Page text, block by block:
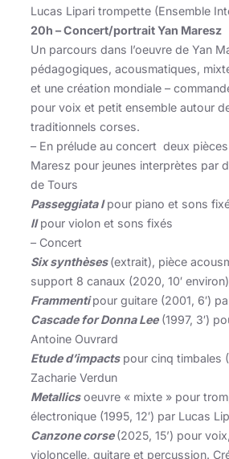
Lucas Lipari trompette (Ensemble
20h – Concert/portrait Yan Maresz
Un parcours dans l’oeuvre de Yan
pédagogiques, acousmatiques,
et une création mondiale –
pour voix et petit ensemble autour
traditionnels corses.
– En prélude au concert deux
Maresz pour jeunes interprètes par
de Tours
Passeggiata Ipour piano et sons
IIpour violon et sons fixés
– Concert
Six synthèses(extrait), pièce
support 8 canaux (2020, 10′ environ)
Frammenti pour guitare (2001, 6′)
Cascade for Donna Lee(1997, 3′)
Antoine Ouvrard
Etude d’impactspour cinq timbales
Zacharie Verdun
Metallicsoeuvre « mixte » pour
électronique (1995, 12′) par Lucas
Canzone corse (2025, 15’) pour
violoncelle, guitare et percussion.